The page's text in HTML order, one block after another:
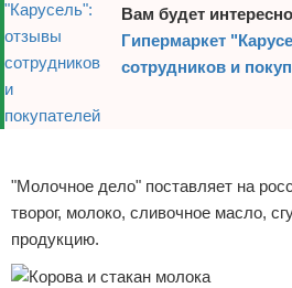
Вам будет
Гипермаркет
сотрудников и
"Молочное дело" поставляет на
творог, молоко, сливочное масло,
продукцию.